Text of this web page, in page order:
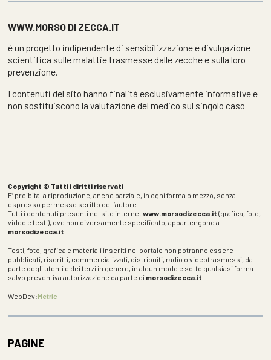
WWW.MORSO DI ZECCA.IT
è un progetto indipendente di sensibilizzazione e divulgazione
scientifica sulle malattie trasmesse dalle zecche e sulla loro
prevenzione.
I contenuti del sito hanno finalità esclusivamente informative e
non sostituiscono la valutazione del medico sul singolo caso
Copyright © Tutti i diritti riservati
E’ proibita la riproduzione, anche parziale, in ogni forma o mezzo, senza
espresso permesso scritto dell’autore.
Tutti i contenuti presenti nel sito internetwww.morsodizecca.it (grafica, foto,
video e testi), ove non diversamente specificato, appartengono a
morsodizecca.it
Testi, foto, grafica e materiali inseriti nel portale non potranno essere
pubblicati, riscritti, commercializzati, distribuiti, radio o videotrasmessi, da
parte degli utenti e dei terzi in genere, in alcun modo e sotto qualsiasi forma
salvo preventiva autorizzazione da parte di morsodizecca.it
WebDev:Metric
PAGINE